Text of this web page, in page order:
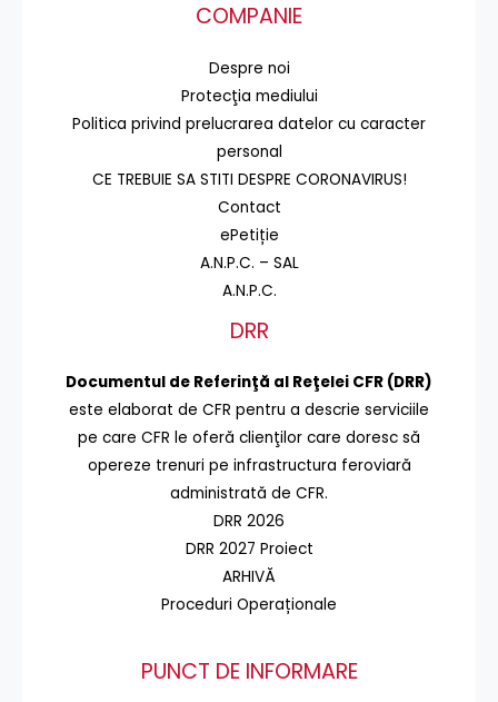
COMPANIE
Despre noi
Protecţia mediului
Politica privind prelucrarea datelor cu caracter
personal
CE TREBUIE SA STITI DESPRE CORONAVIRUS!
Contact
ePetiție
A.N.P.C. – SAL
A.N.P.C.
DRR
Documentul de Referinţă al Reţelei CFR (DRR)
este elaborat de CFR pentru a descrie serviciile
pe care CFR le oferă clienţilor care doresc să
opereze trenuri pe infrastructura feroviară
administrată de CFR.
DRR 2026
DRR 2027 Proiect
ARHIVĂ
Proceduri Operaționale
PUNCT DE INFORMARE